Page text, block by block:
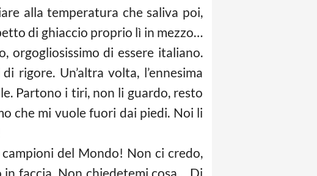
alla temperatura che saliva poi,
di ghiaccio proprio lì in mezzo…
orgogliosissimo di essere italiano.
rigore. Un’altra volta, l’ennesima
Partono i tiri, non li guardo, resto
che mi vuole fuori dai piedi. Noi li
del Mondo! Non ci credo,
faccia. Non chiedetemi cosa… Di